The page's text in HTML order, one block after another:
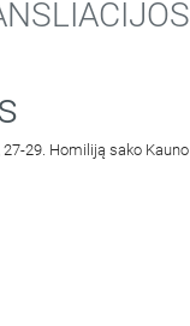
27-29. Homiliją sako